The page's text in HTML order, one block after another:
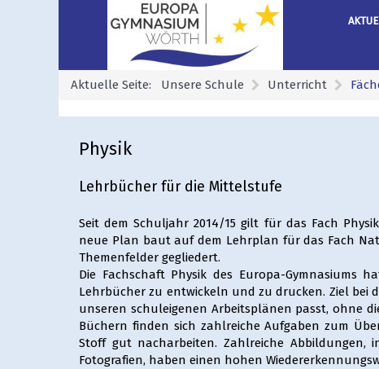
Aktuelle Seite: Unsere Schule Unterricht
Physik
Lehrbücher für die Mittelstufe
Seit dem Schuljahr 2014/15 gilt für das Fach
neue Plan baut auf dem Lehrplan für das Fach
Themenfelder gegliedert.
Die Fachschaft Physik des Europa-Gymnasiums
Lehrbücher zu entwickeln und zu drucken. Ziel bei
unseren schuleigenen Arbeitsplänen passt, ohne
Büchern finden sich zahlreiche Aufgaben zum
Stoff gut nacharbeiten. Zahlreiche Abbildungen,
Fotografien, haben einen hohen